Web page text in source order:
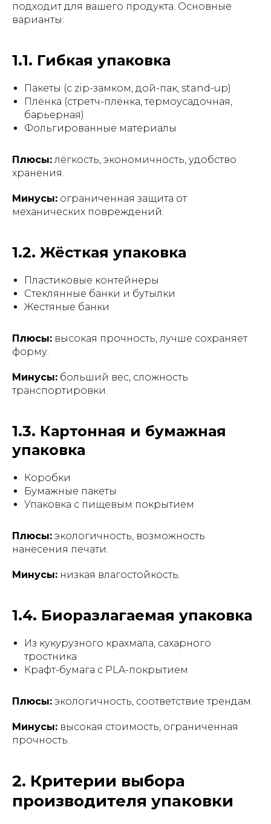
подходит для вашего продукта. Основные
варианты:
1.1. Гибкая упаковка
Пакеты (с zip-замком, дой-пак, stand-up)
Плёнка (стретч-плёнка, термоусадочная,
барьерная)
Фольгированные материалы
Плюсы: лёгкость, экономичность, удобство
хранения.
Минусы: ограниченная защита от
механических повреждений.
1.2. Жёсткая упаковка
Пластиковые контейнеры
Стеклянные банки и бутылки
Жестяные банки
Плюсы: высокая прочность, лучше сохраняет
форму.
Минусы: больший вес, сложность
транспортировки.
1.3. Картонная и бумажная
упаковка
Коробки
Бумажные пакеты
Упаковка с пищевым покрытием
Плюсы: экологичность, возможность
нанесения печати.
Минусы: низкая влагостойкость.
1.4. Биоразлагаемая упаковка
Из кукурузного крахмала, сахарного
тростника
Крафт-бумага с PLA-покрытием
Плюсы: экологичность, соответствие трендам.
Минусы: высокая стоимость, ограниченная
прочность.
2. Критерии выбора
производителя упаковки